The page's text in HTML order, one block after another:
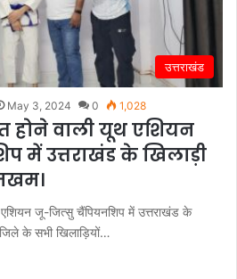
उत्तराखंड
May 3, 2024 0 1,028
होने वाली यूथ एशियन
में उत्तराखंड के खिलाड़ी
जू-जित्सु चैंपियनशिप में उत्तराखंड के
के सभी खिलाड़ियों…